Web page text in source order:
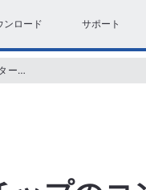
ンロード サポート
AMDチップのコンピューターでも動作しますか？